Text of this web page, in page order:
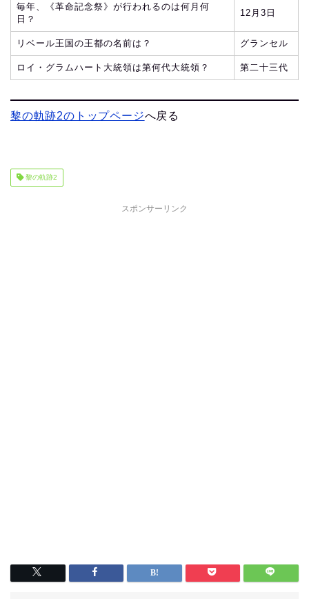
毎年、《革命記念祭》が行われるのは何月何
日？
12月3日
リベール王国の王都の名前は？ グランセル
ロイ・グラムハート大統領は第何代大統領？ 第二十三代
黎の軌跡2のトップページへ戻る
黎の軌跡2
スポンサーリンク